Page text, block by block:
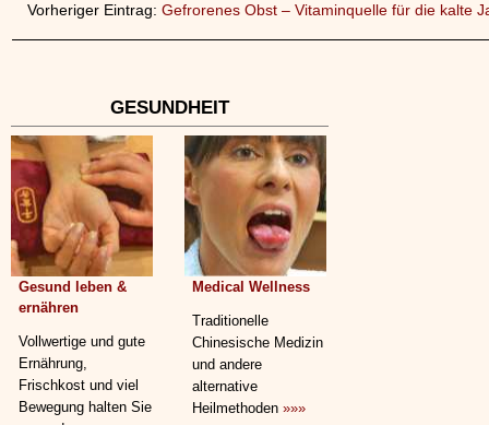
Vorheriger Eintrag: Gefrorenes Obst – Vitaminquelle für die kalte
GESUNDHEIT
Gesund leben &
ernähren
Vollwertige und gute
Ernährung,
Frischkost und viel
Bewegung halten Sie
Medical Wellness
Traditionelle
Chinesische Medizin
und andere
alternative
Heilmethoden »»»